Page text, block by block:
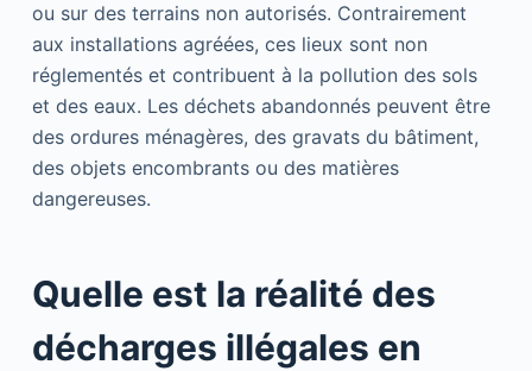
ou sur des terrains non autorisés. Contrairement
aux installations agréées, ces lieux sont non
réglementés et contribuent à la pollution des sols
et des eaux. Les déchets abandonnés peuvent être
des ordures ménagères, des gravats du bâtiment,
des objets encombrants ou des matières
dangereuses.
Quelle est la réalité des
décharges illégales en